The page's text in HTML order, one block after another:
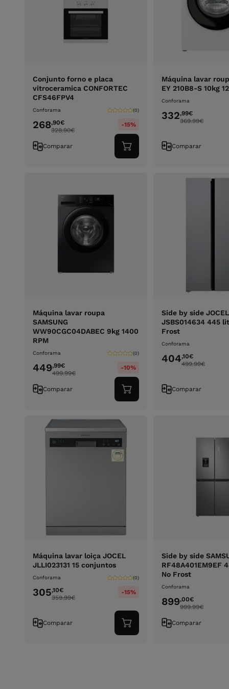
Conjunto forno e placa
vitroceramica CONFORTEC
CFS46FPV4
Conforama (0)
268,90€
328.90€
-15%
Comparar
Adicionar
ao
Máquina lavar
EY 210B8-S 10kg
Conforama
332,99€
369.99€
Comparar
Máquina lavar roupa
SAMSUNG
WW90CGC04DABEC 9kg 1400
RPM
Conforama (0)
449,99€
499.99€
-10%
Comparar
Adicionar
ao
Side by side JOCEL
JSBS014634 445
Frost
Conforama
404,10€
499.99€
Comparar
Máquina lavar loiça JOCEL
JLLI023131 15 conjuntos
Conforama (0)
305,10€
359.99€
-15%
Comparar
Adicionar
ao
Side by side
RF48A401EM9EF
No Frost
Conforama
899,00€
999.99€
Comparar